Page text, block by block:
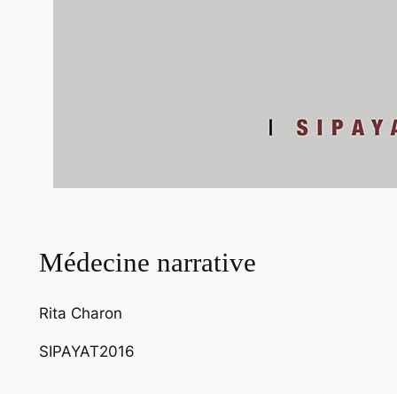
Médecine narrative
Rita Charon
SIPAYAT2016